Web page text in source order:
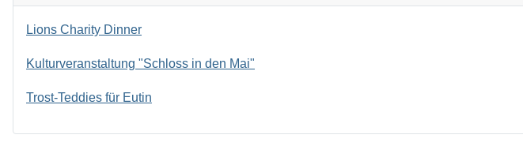
Lions Charity Dinner
Kulturveranstaltung "Schloss in den Mai"
Trost-Teddies für Eutin